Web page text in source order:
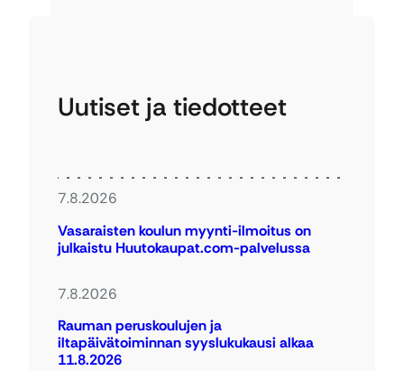
Uutiset ja tiedotteet
7.8.2026
Vasaraisten koulun myynti-ilmoitus on
julkaistu Huutokaupat.com-palvelussa
7.8.2026
Rauman peruskoulujen ja
iltapäivätoiminnan syyslukukausi alkaa
11.8.2026